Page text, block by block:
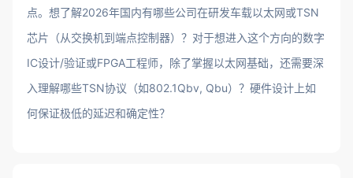
点。想了解2026年国内有哪些公司在研发车载以太网或TSN
芯片（从交换机到端点控制器）？对于想进入这个方向的数字
IC设计/验证或FPGA工程师，除了掌握以太网基础，还需要深
入理解哪些TSN协议（如802.1Qbv, Qbu）？硬件设计上如
何保证极低的延迟和确定性？